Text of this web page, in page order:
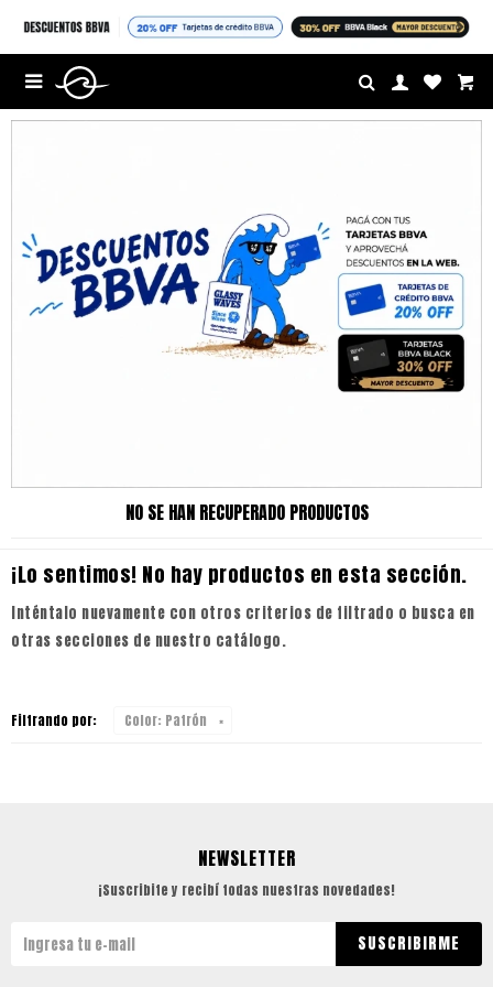


NO SE HAN RECUPERADO PRODUCTOS
¡Lo sentimos! No hay productos en esta sección.
Inténtalo nuevamente con otros criterios de filtrado o busca en
otras secciones de nuestro catálogo.
Filtrando por: Color: Patrón
NEWSLETTER
¡Suscribite y recibí todas nuestras novedades!
SUSCRIBIRME